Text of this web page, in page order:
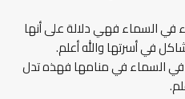
في السماء فهي دلالة على أنها
في أسرتها والله أعلم.
في السماء في منامها فهذه تدل